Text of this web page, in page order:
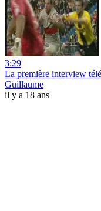
3:29
La première interview
Guillaume
il y a 18 ans